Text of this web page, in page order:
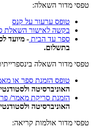
טפסי מדור השאלה:
טופס ערעור על קנס
בקשה לאישור השאלת
ספר עד הבית - מיועד
בתשלום.
טפסי מדור השאלה
טופס הזמנת ספר או
האוניברסיטה
הזמנת סריקת מאמר/
האוניברסיטה
טפסי מדור אולמות קריאה: